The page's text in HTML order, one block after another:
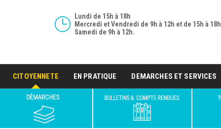
Lundi de 15h à 18h
Mercredi et Vendredi de 9h à 12h et de 15h à 18h
Samedi de 9h à 12h.
CITOYENNETE EN PRATIQUE DEMARCHES ET SERVICES